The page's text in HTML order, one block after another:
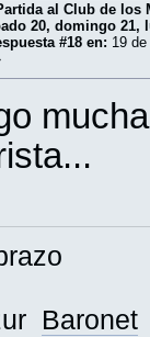
al Club de los
20, domingo 21,
#18 en: 19
Baronet